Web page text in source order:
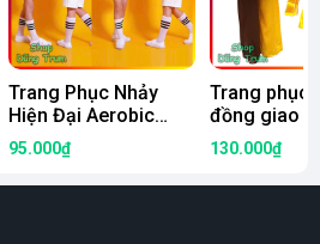
Trang Phục Nhảy
Hiện Đại Aerobic
Xanh Đỏ Siêu Đẹp
95.000₫
Trang phục
đồng giao
đồng phục
siêu đẹp
130.000₫